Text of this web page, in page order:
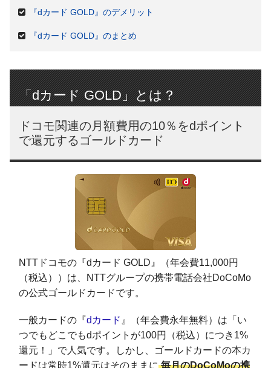
『dカード GOLD』のデメリット
『dカード GOLD』のまとめ
「dカード GOLD」とは？
ドコモ関連の月額費用の10％をdポイント
で還元するゴールドカード
NTTドコモの『dカード GOLD』（年会費11,000円
（税込））は、NTTグループの携帯電話会社DoCoMo
の公式ゴールドカードです。
一般カードの『dカード 』（年会費永年無料）は「い
つでもどこでもdポイントが100円（税込）につき1%
還元！」で人気です。しかし、ゴールドカードの本カ
ードは常時1%還元はそのままに 毎月のDoCoMoの携